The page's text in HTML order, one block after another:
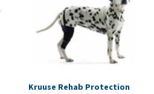
Kruuse Rehab Protection